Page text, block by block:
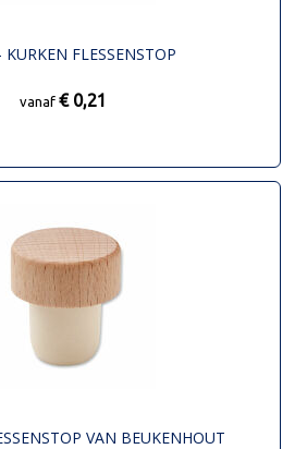
KURKEN FLESSENSTOP
vanaf € 0,21
VAN BEUKENHOUT